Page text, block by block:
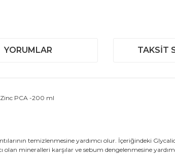
YORUMLAR TAKSIT
Zinc PCA -200 ml
temizlenmesine yardımcı olur. İçeriğindeki
mineralleri karşılar ve sebum dengelenmesine